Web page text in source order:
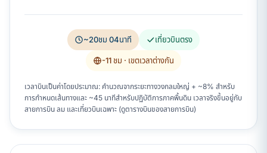
~20ชม 04นาที เที่ยวบินตรง
-11 ชม · เขตเวลาต่างกัน
เวลาบินเป็นค่าโดยประมาณ: คำนวณจากระยะทางวงกลมใหญ่ + ~8% สำหรับ
การกำหนดเส้นทางและ ~45 นาทีสำหรับปฏิบัติการภาคพื้นดิน เวลาจริงขึ้นอยู่กับ
สายการบิน ลม และเที่ยวบินเฉพาะ (ดูตารางบินของสายการบิน)